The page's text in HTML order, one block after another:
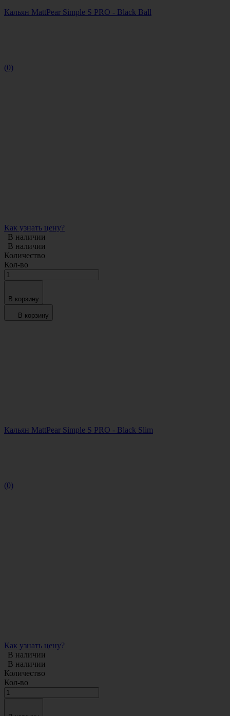
Кальян MattPear Simple S PRO - Black Ball
(0)
Как узнать цену?
В наличии
В наличии
Количество
Кол-во
В корзину
В корзину
Кальян MattPear Simple S PRO - Black Slim
(0)
Как узнать цену?
В наличии
В наличии
Количество
Кол-во